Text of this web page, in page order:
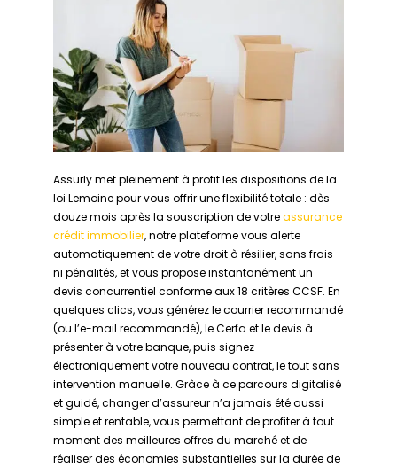
Assurly met pleinement à profit les dispositions de la
loi Lemoine pour vous offrir une flexibilité totale : dès
douze mois après la souscription de votreassurance
crédit immobilier, notre plateforme vous alerte
automatiquement de votre droit à résilier, sans frais
ni pénalités, et vous propose instantanément un
devis concurrentiel conforme aux 18 critères CCSF. En
quelques clics, vous générez le courrier recommandé
(ou l’e-mail recommandé), le Cerfa et le devis à
présenter à votre banque, puis signez
électroniquement votre nouveau contrat, le tout sans
intervention manuelle. Grâce à ce parcours digitalisé
et guidé, changer d’assureur n’a jamais été aussi
simple et rentable, vous permettant de profiter à tout
moment des meilleures offres du marché et de
réaliser des économies substantielles sur la durée de